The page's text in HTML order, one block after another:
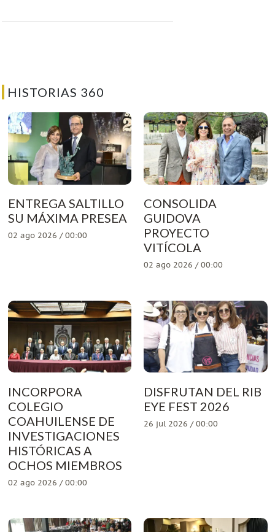
HISTORIAS 360
ENTREGA SALTILLO
SU MÁXIMA PRESEA
02 ago 2026 / 00:00
CONSOLIDA
GUIDOVA
PROYECTO
VITÍCOLA
02 ago 2026 / 00:00
INCORPORA
COLEGIO
COAHUILENSE DE
INVESTIGACIONES
HISTÓRICAS A
OCHOS MIEMBROS
02 ago 2026 / 00:00
DISFRUTAN DEL RIB
EYE FEST 2026
26 jul 2026 / 00:00